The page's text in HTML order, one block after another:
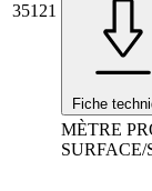
35121
Fiche
MÈTRE
SURFACE/